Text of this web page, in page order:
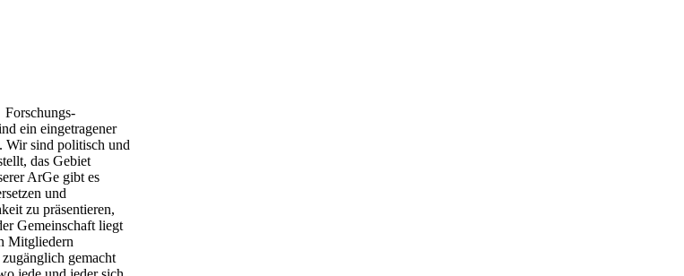
Forschungs-
ein eingetragener
Wir sind politisch und
das Gebiet
ArGe gibt es
und
zu präsentieren,
Gemeinschaft liegt
Mitgliedern
gemacht